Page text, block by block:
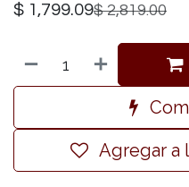
$ 1,799.09$2,819.00
Agregar a